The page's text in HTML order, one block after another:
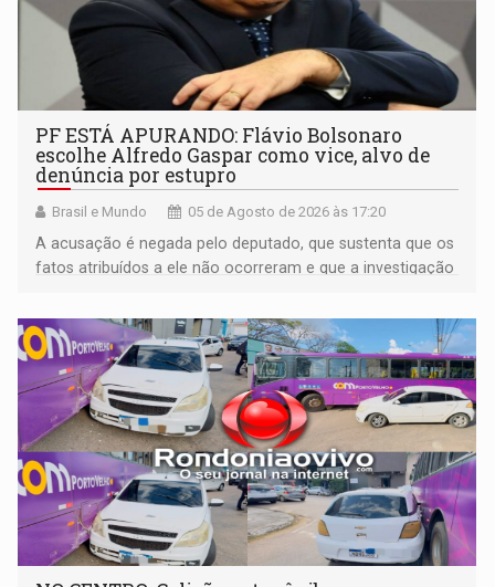
PF ESTÁ APURANDO: Flávio Bolsonaro
escolhe Alfredo Gaspar como vice, alvo de
denúncia por estupro
Brasil e Mundo 05 de Agosto de 2026 às 17:20
A acusação é negada pelo deputado, que sustenta que os
fatos atribuídos a ele não ocorreram e que a investigação